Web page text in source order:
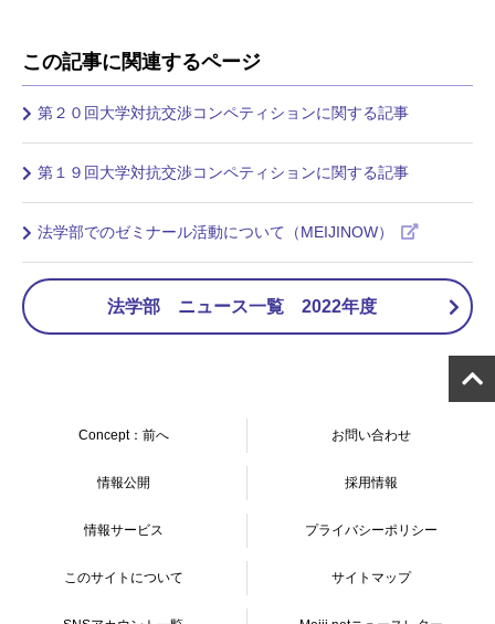
この記事に関連するページ
第２０回大学対抗交渉コンペティションに関する記事
第１９回大学対抗交渉コンペティションに関する記事
法学部でのゼミナール活動について（MEIJINOW）
法学部 ニュース一覧 2022年度
Concept：前へ お問い合わせ
情報公開 採用情報
情報サービス プライバシーポリシー
このサイトについて サイトマップ